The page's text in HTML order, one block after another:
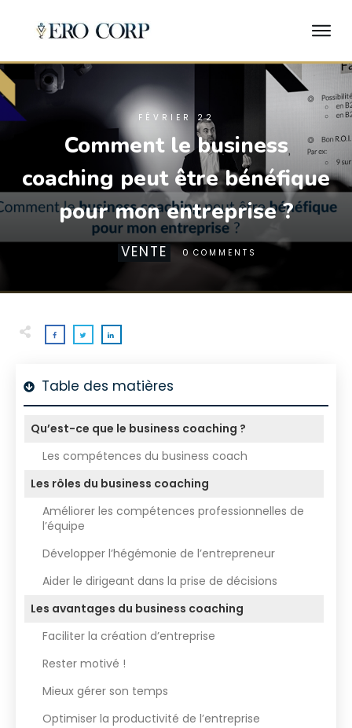
FÉVRIER 22
Comment le business
coaching peut être bénéfique
pour mon entreprise ?
VENTE 0 COMMENTS
Table des matières
Qu’est-ce que le business coaching ?
Les compétences du business coach
Les rôles du business coaching
Améliorer les compétences professionnelles de
l’équipe
Développer l’hégémonie de l’entrepreneur
Aider le dirigeant dans la prise de décisions
Les avantages du business coaching
Faciliter la création d’entreprise
Rester motivé !
Mieux gérer son temps
Optimiser la productivité de l’entreprise